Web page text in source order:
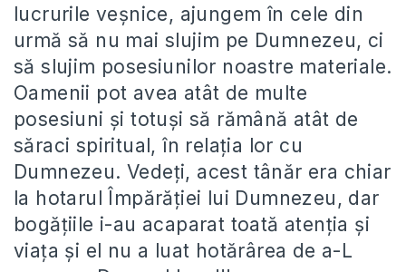
lucrurile veșnice, ajungem în cele din
urmă să nu mai slujim pe Dumnezeu, ci
să slujim posesiunilor noastre materiale.
Oamenii pot avea atât de multe
posesiuni și totuși să rămână atât de
săraci spiritual, în relația lor cu
Dumnezeu. Vedeți, acest tânăr era chiar
la hotarul Împărăției lui Dumnezeu, dar
bogățiile i-au acaparat toată atenția și
viața și el nu a luat hotărârea de a-L